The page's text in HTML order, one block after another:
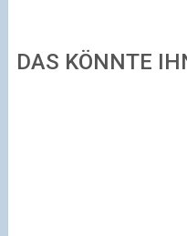
DAS KÖNNTE